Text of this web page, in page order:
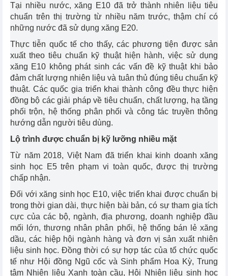
Tại nhiều nước, xăng E10 đã trở thành nhiên liệu tiêu
chuẩn trên thị trường từ nhiều năm trước, thậm chí có
những nước đã sử dụng xăng E20.
Thực tiễn quốc tế cho thấy, các phương tiện được sản
xuất theo tiêu chuẩn kỹ thuật hiện hành, việc sử dụng
xăng E10 không phát sinh các vấn đề kỹ thuật khi bảo
đảm chất lượng nhiên liệu và tuân thủ đúng tiêu chuẩn kỹ
thuật. Các quốc gia triển khai thành công đều thực hiện
đồng bộ các giải pháp về tiêu chuẩn, chất lượng, hạ tầng
phối trộn, hệ thống phân phối và công tác truyền thông
hướng dẫn người tiêu dùng.
Lộ trình được chuẩn bị kỹ lưỡng nhiều mặt
Từ năm 2018, Việt Nam đã triển khai kinh doanh xăng
sinh học E5 trên phạm vi toàn quốc, được thị trường
chấp nhận.
Đối với xăng sinh học E10, việc triển khai được chuẩn bị
trong thời gian dài, thực hiện bài bản, có sự tham gia tích
cực của các bộ, ngành, địa phương, doanh nghiệp đầu
mối lớn, thương nhân phân phối, hệ thống bán lẻ xăng
dầu, các hiệp hội ngành hàng và đơn vị sản xuất nhiên
liệu sinh học. Đồng thời có sự hợp tác của tổ chức quốc
tế như Hội đồng Ngũ cốc và Sinh phẩm Hoa Kỳ, Trung
tâm Nhiên liệu Xanh toàn cầu, Hội Nhiên liệu sinh học